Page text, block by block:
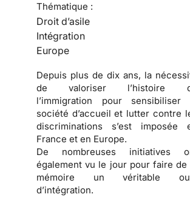
Thématique :
Droit d’asile
Intégration
Europe
Depuis plus de dix ans, la
de valoriser l’histoire
l’immigration pour sensibiliser
société d’accueil et lutter contre
discriminations s’est imposée
France et en Europe.
De nombreuses initiatives
également vu le jour pour faire de
mémoire un véritable
d’intégration.